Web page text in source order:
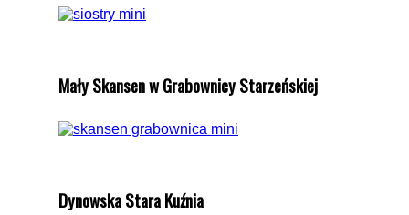
Mały Skansen w Grabownicy Starzeńskiej
Dynowska Stara Kuźnia